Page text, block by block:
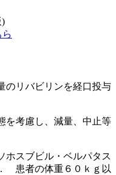
)
のリバビリンを経口投与
を考慮し、減量、中止等
ホスブビル・ベルパタス
患者の体重６０ｋｇ以